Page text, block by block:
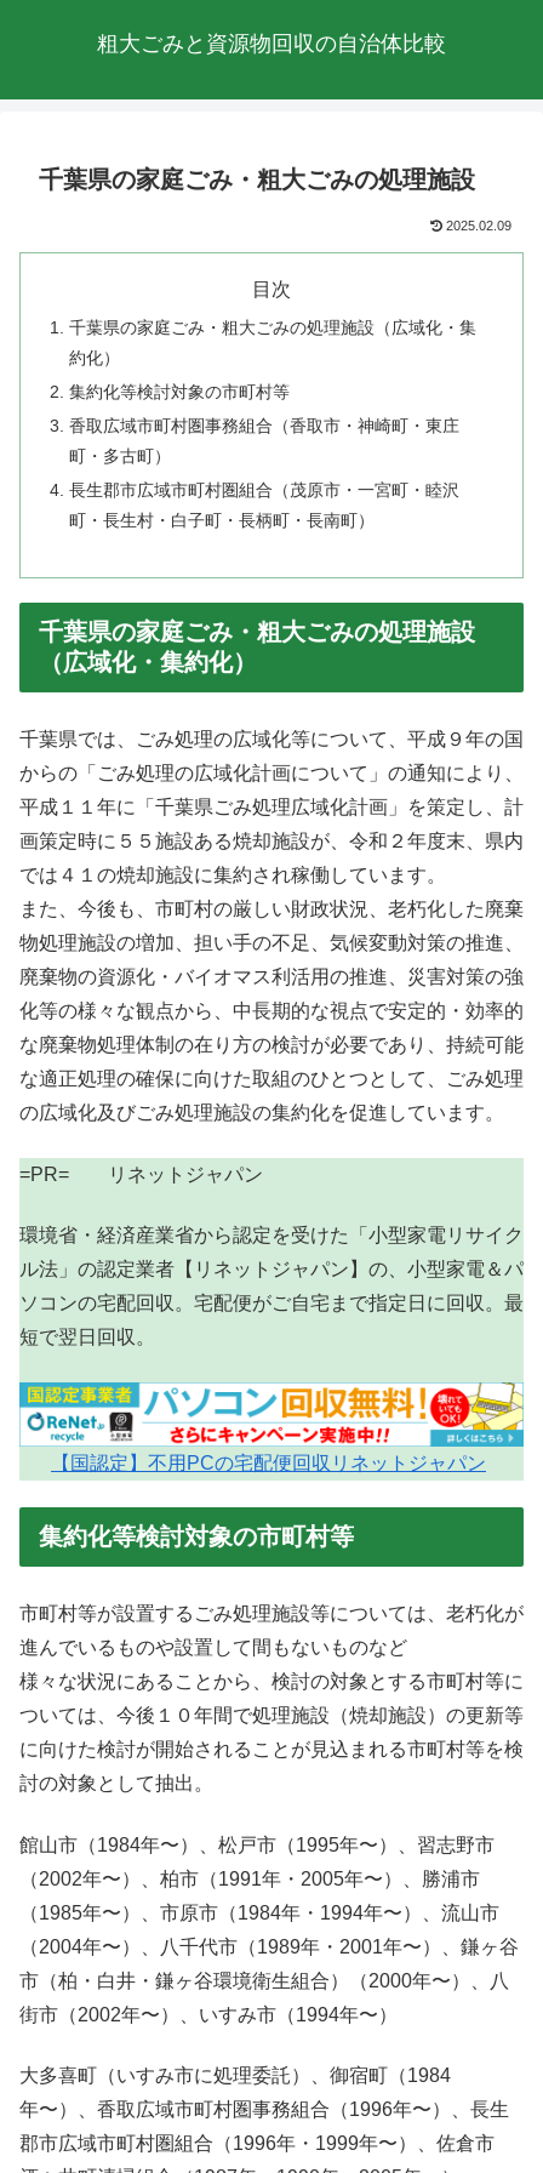
粗大ごみと資源物回収の自治体比較
千葉県の家庭ごみ・粗大ごみの処理施設
2025.02.09
目次
千葉県の家庭ごみ・粗大ごみの処理施設（広域化・集
約化）
集約化等検討対象の市町村等
香取広域市町村圏事務組合（香取市・神崎町・東庄
町・多古町）
長生郡市広域市町村圏組合（茂原市・一宮町・睦沢
町・長生村・白子町・長柄町・長南町）
千葉県の家庭ごみ・粗大ごみの処理施設
（広域化・集約化）
千葉県では、ごみ処理の広域化等について、平成９年の国
からの「ごみ処理の広域化計画について」の通知により、
平成１１年に「千葉県ごみ処理広域化計画」を策定し、計
画策定時に５５施設ある焼却施設が、令和２年度末、県内
では４１の焼却施設に集約され稼働しています。
また、今後も、市町村の厳しい財政状況、老朽化した廃棄
物処理施設の増加、担い手の不足、気候変動対策の推進、
廃棄物の資源化・バイオマス利活用の推進、災害対策の強
化等の様々な観点から、中長期的な視点で安定的・効率的
な廃棄物処理体制の在り方の検討が必要であり、持続可能
な適正処理の確保に向けた取組のひとつとして、ごみ処理
の広域化及びごみ処理施設の集約化を促進しています。
=PR= リネットジャパン
環境省・経済産業省から認定を受けた「小型家電リサイク
ル法」の認定業者【リネットジャパン】の、小型家電＆パ
ソコンの宅配回収。宅配便がご自宅まで指定日に回収。最
短で翌日回収。
【国認定】不用PCの宅配便回収リネットジャパン
集約化等検討対象の市町村等
市町村等が設置するごみ処理施設等については、老朽化が
進んでいるものや設置して間もないものなど
様々な状況にあることから、検討の対象とする市町村等に
ついては、今後１０年間で処理施設（焼却施設）の更新等
に向けた検討が開始されることが見込まれる市町村等を検
討の対象として抽出。
館山市（1984年〜）、松戸市（1995年〜）、習志野市
（2002年〜）、柏市（1991年・2005年〜）、勝浦市
（1985年〜）、市原市（1984年・1994年〜）、流山市
（2004年〜）、八千代市（1989年・2001年〜）、鎌ヶ谷
市（柏・白井・鎌ヶ谷環境衛生組合）（2000年〜）、八
街市（2002年〜）、いすみ市（1994年〜）
大多喜町（いすみ市に処理委託）、御宿町（1984
年〜）、香取広域市町村圏事務組合（1996年〜）、長生
郡市広域市町村圏組合（1996年・1999年〜）、佐倉市